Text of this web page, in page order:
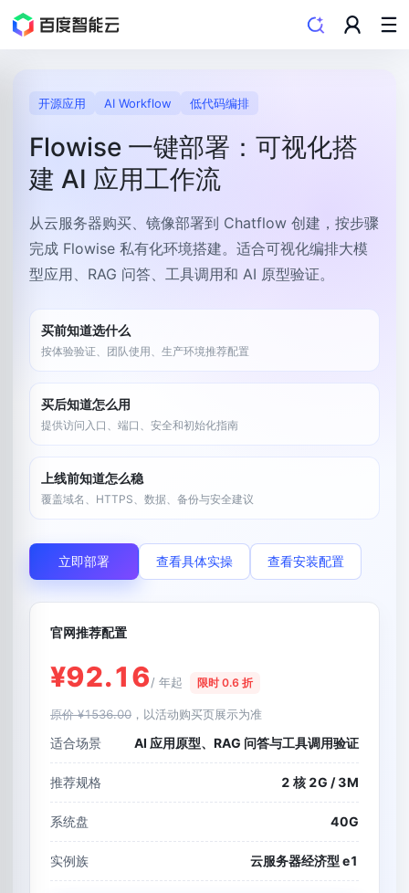
解决方案首页
开源应用 AI Workflow 低代码编排
Flowise 一键部署：可视化搭
建 AI 应用工作流
从云服务器购买、镜像部署到 Chatflow 创建，按步骤
完成 Flowise 私有化环境搭建。适合可视化编排大模
型应用、RAG 问答、工具调用和 AI 原型验证。
买前知道选什么
按体验验证、团队使用、生产环境推荐配置
买后知道怎么用
提供访问入口、端口、安全和初始化指南
上线前知道怎么稳
覆盖域名、HTTPS、数据、备份与安全建议
立即部署 查看具体实操 查看安装配置
官网推荐配置
¥92.16/ 年起 限时 0.6 折
原价 ¥1536.00 ，以活动购买页展示为准
适合场景 AI 应用原型、RAG 问答与工具调用验证
推荐规格 2 核 2G / 3M
系统盘 40G
实例族 云服务器经济型 e1